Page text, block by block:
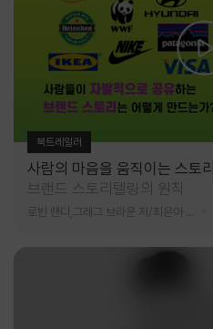
북트레일러
사람의 마음을 움직이는 스토리
브랜드 스토리텔링의 원칙